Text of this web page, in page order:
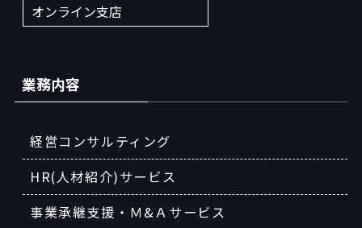
オンライン支店
業務内容
経営コンサルティング
HR(人材紹介)サービス
事業承継支援・Ｍ&Ａサービス